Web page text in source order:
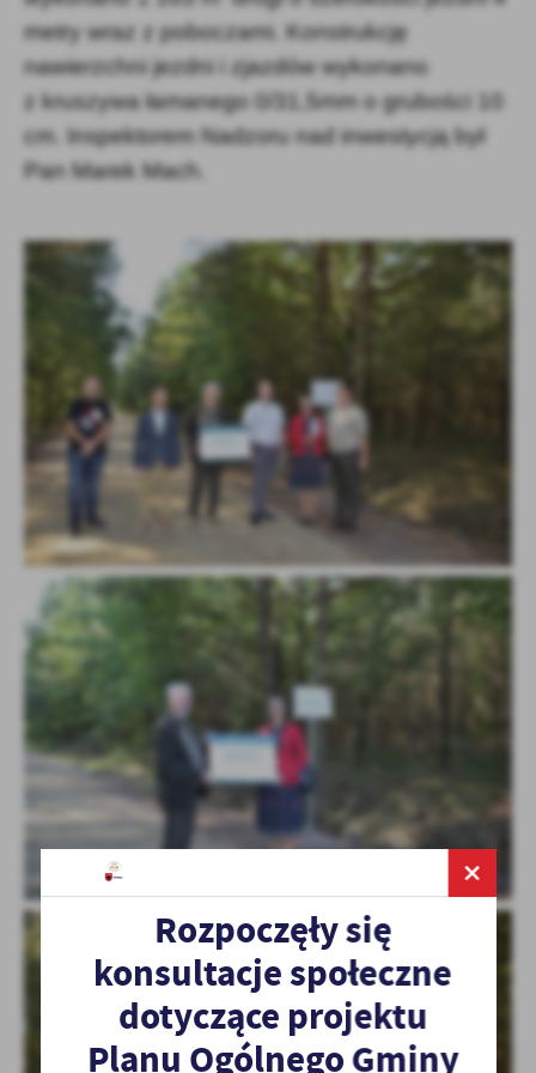
metry wraz z poboczami. Konstrukcję
nawierzchni jezdni i zjazdów wykonano
z kruszywa łamanego 0/31,5mm o grubości 10
cm. Inspektorem Nadzoru nad inwestycją był
Pan Marek Mach.
Rozpoczęły się
konsultacje społeczne
dotyczące projektu
Planu Ogólnego Gminy